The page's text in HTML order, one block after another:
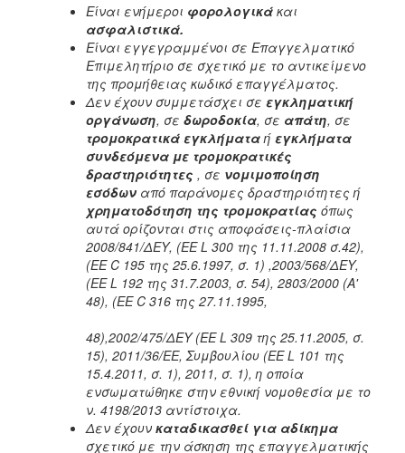
Είναι ενήμεροι φορολογικά και
ασφαλιστικά.
Είναι εγγεγραμμένοι σε Επαγγελματικό
Επιμελητήριο σε σχετικό με το αντικείμενο
της προμήθειας κωδικό επαγγέλματος.
Δεν έχουν συμμετάσχει σε εγκληματική
οργάνωση, σε δωροδοκία, σε απάτη, σε
τρομοκρατικά εγκλήματαή εγκλήματα
συνδεόμενα με τρομοκρατικές
δραστηριότητες , σε νομιμοποίηση
εσόδων από παράνομες δραστηριότητες ή
χρηματοδότηση της τρομοκρατίας όπως
αυτά ορίζονται στις αποφάσεις-πλαίσια
2008/841/ΔΕΥ, (ΕΕ L 300 της 11.11.2008 σ.42),
(ΕΕ C 195 της 25.6.1997, σ. 1) ,2003/568/ΔΕΥ,
(ΕΕ L 192 της 31.7.2003, σ. 54), 2803/2000 (Α'
48), (ΕΕ C 316 της 27.11.1995,
48),2002/475/ΔΕΥ (ΕΕ L 309 της 25.11.2005, σ.
15), 2011/36/ΕΕ, Συμβουλίου (ΕΕ L 101 της
15.4.2011, σ. 1), 2011, σ. 1), η οποία
ενσωματώθηκε στην εθνική νομοθεσία με το
ν. 4198/2013 αντίστοιχα.
Δεν έχουν καταδικασθεί για αδίκημα
σχετικό με την άσκηση της επαγγελματικής